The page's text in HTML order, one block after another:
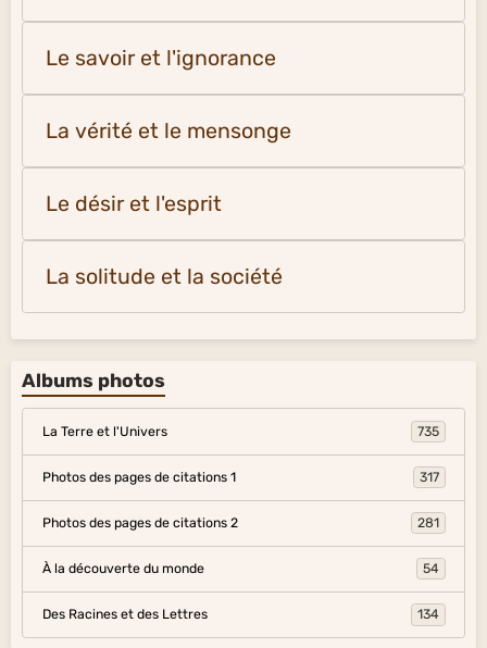
Le savoir et l'ignorance
La vérité et le mensonge
Le désir et l'esprit
La solitude et la société
Albums photos
La Terre et l'Univers 735
Photos des pages de citations 1 317
Photos des pages de citations 2 281
À la découverte du monde 54
Des Racines et des Lettres 134